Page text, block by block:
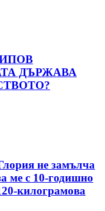
ДЪРЖАВА
не замълча
ме с 10-годишно
килограмова